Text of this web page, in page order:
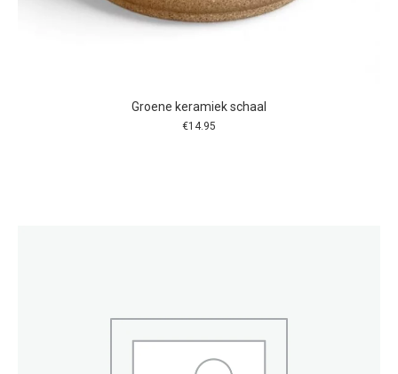
Groene keramiek schaal
€14.95